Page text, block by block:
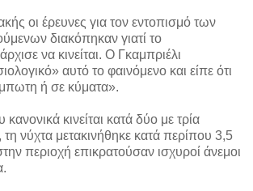
οι έρευνες για τον εντοπισμό των
διακόπηκαν γιατί το
να κινείται. Ο Γκαμπριέλι
αυτό το φαινόμενο και είπε ότι
ή σε κύματα».
κινείται κατά δύο με τρία
νύχτα μετακινήθηκε κατά περίπου 3,5
περιοχή επικρατούσαν ισχυροί άνεμοι